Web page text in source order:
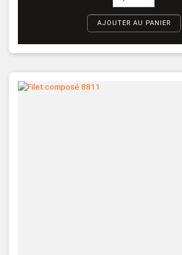
AJOUTER AU PANIER